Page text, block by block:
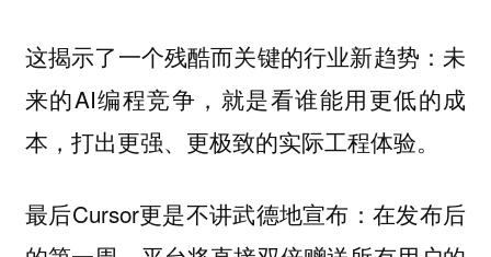
这揭示了一个残酷而关键的行业新趋势：未
来的AI编程竞争，就是看谁能用更低的成
本，打出更强、更极致的实际工程体验。
最后Cursor更是不讲武德地宣布：在发布后